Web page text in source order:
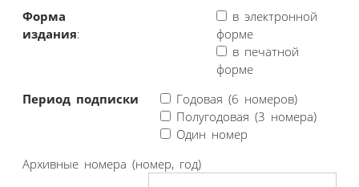
Форма
издания:
в электронной
форме
в печатной
форме
Период подписки
Годовая (6 номеров)
Полугодовая (3 номера)
Один номер
Архивные номера (номер, год)